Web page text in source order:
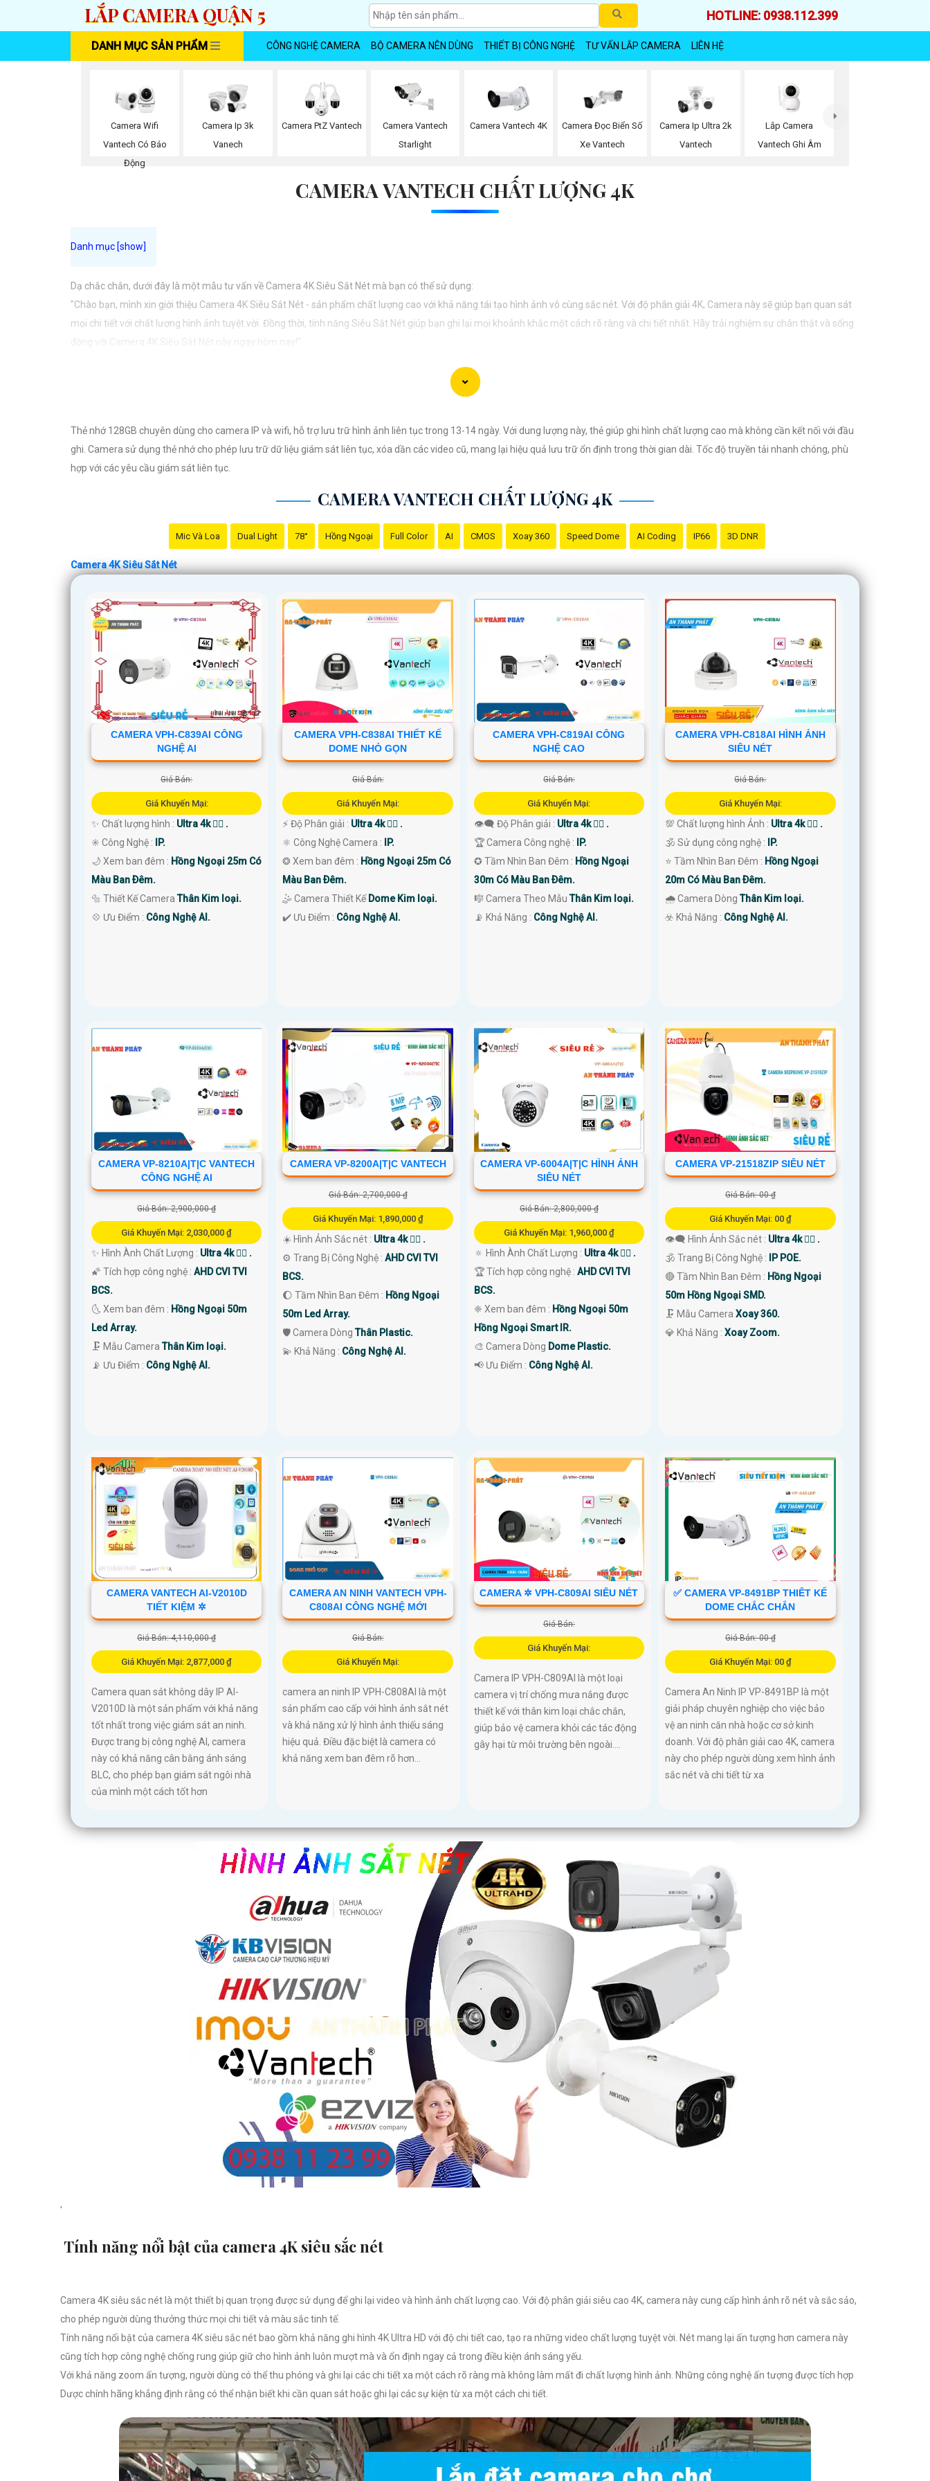
LẮP CAMERA QUẬN 5 HOTLINE: 0938.112.399
DANH MỤC SẢN PHẨM CÔNG NGHỆ CAMERA BỘ CAMERA NÊN DÙNG THIẾT BỊ CÔNG NGHỆ TƯ VẤN LẮP CAMERA LIÊN HỆ
Camera Wifi
Vantech Có Báo
Động
Camera Ip 3k
Vanech
Camera PtZ Vantech
Camera Vantech
Starlight
Camera Vantech 4K
Camera Đọc Biển Số
Xe Vantech
Camera Ip Ultra 2k
Vantech
Lắp Camera
Vantech Ghi Âm
CAMERA VANTECH CHẤT LƯỢNG 4K
Dạ chắc chắn, dưới đây là một mẫu tư vấn về Camera 4K Siêu Sắt Nét mà bạn có thể sử dụng:
"Chào bạn, mình xin giới thiệu Camera 4K Siêu Sắt Nét - sản phẩm chất lượng cao với khả năng tái tạo hình ảnh vô cùng sắc nét. Với độ phân giải 4K, Camera này sẽ giúp bạn quan sát
mọi chi tiết với chất lượng hình ảnh tuyệt vời. Đồng thời, tính năng Siêu Sắt Nét giúp bạn ghi lại mọi khoảnh khắc một cách rõ ràng và chi tiết nhất. Hãy trải nghiệm sự chân thật và sống
động với Camera 4K Siêu Sắt Nét này ngay hôm nay!"
Thẻ nhớ 128GB chuyên dùng cho camera IP và wifi, hỗ trợ lưu trữ hình ảnh liên tục trong 13-14 ngày. Với dung lượng này, thẻ giúp ghi hình chất lượng cao mà không cần kết nối với đầu
ghi. Camera sử dụng thẻ nhớ cho phép lưu trữ dữ liệu giám sát liên tục, xóa dần các video cũ, mang lại hiệu quả lưu trữ ổn định trong thời gian dài. Tốc độ truyền tải nhanh chóng, phù
hợp với các yêu cầu giám sát liên tục.
CAMERA VANTECH CHẤT LƯỢNG 4K
Mic Và Loa Dual Light 78° Hồng Ngoại Full Color AI CMOS Xoay 360 Speed Dome AI Coding IP66 3D DNR
Camera 4K Siêu Sắt Nét
CAMERA VPH-C839AI CÔNG
NGHỆ AI
Giá Bán:
Giá Khuyến Mại:
✨ Chất lượng hình : Ultra 4k 👍🏾 .
✳️ Công Nghệ :
IP.
🌙 Xem ban đêm : Hồng Ngoại 25m Có
Màu Ban Ðêm.
🔩 Thiết Kế CameraThân Kim loại.
️💠 Ưu Điểm : Công Nghệ AI.
CAMERA VPH-C838AI THIẾT KẾ
DOME NHỎ GỌN
Giá Bán:
Giá Khuyến Mại:
️⚡ Độ Phân giải : Ultra 4k 👍🏾 .
⚛️ Công Nghệ Camera :
IP.
❂ Xem ban đêm : Hồng Ngoại 25m Có
Màu Ban Ðêm.
🤹 Camera Thiết Kế Dome Kim loại.
️✔️ Ưu Điểm : Công Nghệ AI.
CAMERA VPH-C819AI CÔNG
NGHỆ CAO
Giá Bán:
Giá Khuyến Mại:
👁️‍🗨 Độ Phân giải : Ultra 4k 👍🏾 .
🏆 Camera Công nghệ :
IP.
✪ Tầm Nhìn Ban Đêm : Hồng Ngoại
30m Có Màu Ban Ðêm.
🎼️ Camera Theo MẫuThân Kim loại.
️📡 Khả Năng : Công Nghệ AI.
CAMERA VPH-C818AI HÌNH ẢNH
SIÊU NÉT
Giá Bán:
Giá Khuyến Mại:
💯 Chất lượng hình Ảnh : Ultra 4k 👍🏾 .
🕉️ Sử dụng công nghệ :
IP.
⭐ Tầm Nhìn Ban Đêm : Hồng Ngoại
20m Có Màu Ban Ðêm.
🌧️ Camera DòngThân Kim loại.
️☣️ Khả Năng : Công Nghệ AI.
CAMERA VP-8210A|T|C VANTECH
CÔNG NGHỆ AI
Giá Bán: 2,900,000 ₫
Giá Khuyến Mại: 2,030,000 ₫
✨ Hình Ành Chất Lượng : Ultra 4k 👍🏾 .
🌠 Tích hợp công nghệ : AHD CVI TVI
BCS.
🌜 Xem ban đêm : Hồng Ngoại 50m
Led Array.
🗜️ Mẫu CameraThân Kim loại.
️📡 Ưu Điểm : Công Nghệ AI.
CAMERA VP-8200A|T|C VANTECH
Giá Bán: 2,700,000 ₫
Giá Khuyến Mại: 1,890,000 ₫
☀️ Hình Ảnh Sắc nét : Ultra 4k 👍🏾 .
⚙ Trang Bị Công Nghệ :AHD CVI TVI
BCS.
🌔 Tầm Nhìn Ban Đêm : Hồng Ngoại
50m Led Array.
🛡 Camera DòngThân Plastic.
️💫 Khả Năng : Công Nghệ AI.
CAMERA VP-6004A|T|C HÌNH ẢNH
SIÊU NÉT
Giá Bán: 2,800,000 ₫
Giá Khuyến Mại: 1,960,000 ₫
🔅 Hình Ành Chất Lượng : Ultra 4k 👍🏾 .
🏆 Tích hợp công nghệ : AHD CVI TVI
BCS.
❈ Xem ban đêm : Hồng Ngoại 50m
Hồng Ngoại Smart IR.
🎨 Camera Dòng Dome Plastic.
️📢 Ưu Điểm : Công Nghệ AI.
CAMERA VP-21518ZIP SIÊU NÉT
Giá Bán: 00 ₫
Giá Khuyến Mại: 00 ₫
👁️‍🗨 Hình Ảnh Sắc nét : Ultra 4k 👍🏾 .
🕉️ Trang Bị Công Nghệ :
IP POE.
🔴 Tầm Nhìn Ban Đêm : Hồng Ngoại
50m Hồng Ngoại SMD.
🗜️ Mẫu CameraXoay 360.
️💎 Khả Năng :Xoay Zoom.
CAMERA VANTECH AI-V2010D
TIẾT KIỆM ✲
Giá Bán: 4,110,000 ₫
Giá Khuyến Mại: 2,877,000 ₫
Camera quan sát không dây IP AI-
V2010D là một sản phẩm với khả năng
tốt nhất trong việc giám sát an ninh.
Được trang bị công nghệ AI, camera
này có khả năng cân bằng ánh sáng
BLC, cho phép bạn giám sát ngôi nhà
của mình một cách tốt hơn
CAMERA AN NINH VANTECH VPH-
C808AI CÔNG NGHỆ MỚI
Giá Bán:
Giá Khuyến Mại:
camera an ninh IP VPH-C808AI là một
sản phẩm cao cấp với hình ảnh sắt nét
và khả năng xử lý hình ảnh thiếu sáng
hiệu quả. Điều đặc biệt là camera có
khả năng xem ban đêm rõ hơn...
CAMERA ✲ VPH-C809AI SIÊU NÉT
Giá Bán:
Giá Khuyến Mại:
Camera IP VPH-C809AI là một loại
camera vị trí chống mưa nắng được
thiết kế với thân kim loại chắc chắn,
giúp bảo vệ camera khỏi các tác động
gây hại từ môi trường bên ngoài....
✅ CAMERA VP-8491BP THIÊT KẾ
DOME CHẮC CHẮN
Giá Bán: 00 ₫
Giá Khuyến Mại: 00 ₫
Camera An Ninh IP VP-8491BP là một
giải pháp chuyên nghiệp cho việc bảo
vệ an ninh căn nhà hoặc cơ sở kinh
doanh. Với độ phân giải cao 4K, camera
này cho phép người dùng xem hình ảnh
sắc nét và chi tiết từ xa
'
Tính năng nổi bật của camera 4K siêu sắc nét
Camera 4K siêu sắc nét là một thiết bị quan trọng được sử dụng để ghi lại video và hình ảnh chất lượng cao. Với độ phân giải siêu cao 4K, camera này cung cấp hình ảnh rõ nét và sắc sảo,
cho phép người dùng thưởng thức mọi chi tiết và màu sắc tinh tế.
Tính năng nổi bật của camera 4K siêu sắc nét bao gồm khả năng ghi hình 4K Ultra HD với độ chi tiết cao, tạo ra những video chất lượng tuyệt vời. Nét mang lại ấn tượng hơn camera này
cũng tích hợp công nghệ chống rung giúp giữ cho hình ảnh luôn mượt mà và ổn định ngay cả trong điều kiện ánh sáng yếu.
Với khả năng zoom ấn tượng, người dùng có thể thu phóng và ghi lại các chi tiết xa một cách rõ ràng mà không làm mất đi chất lượng hình ảnh. Những công nghệ ấn tượng được tích hợp
Dược chính hãng khẳng định rằng có thể nhận biết khi cần quan sát hoặc ghi lại các sự kiện từ xa một cách chi tiết.